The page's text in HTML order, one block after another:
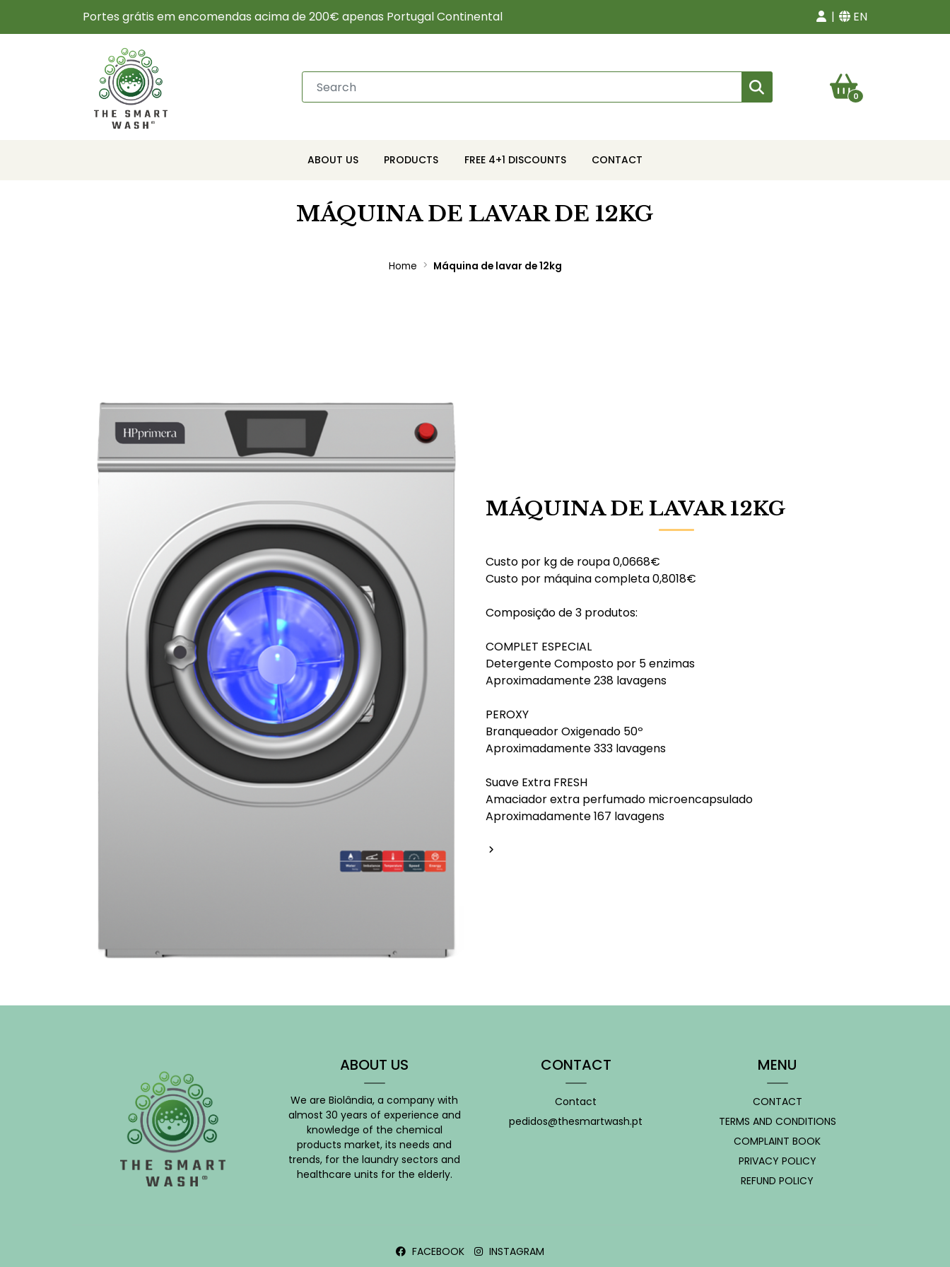
Portes grátis em encomendas acima de 200€ apenas Portugal Continental EN
0
ABOUT US PRODUCTS FREE 4+1 DISCOUNTS CONTACT
MÁQUINA DE LAVAR DE 12KG
Home Máquina de lavar de 12kg
MÁQUINA DE LAVAR 12KG
Custo por kg de roupa 0,0668€
Custo por máquina completa 0,8018€
Composição de 3 produtos:
COMPLET ESPECIAL
Detergente Composto por 5 enzimas
Aproximadamente 238 lavagens
PEROXY
Branqueador Oxigenado 50º
Aproximadamente 333 lavagens
Suave Extra FRESH
Amaciador extra perfumado microencapsulado
Aproximadamente 167 lavagens
ABOUT US
We are Biolândia, a company with
almost 30 years of experience and
knowledge of the chemical
products market, its needs and
trends, for the laundry sectors and
healthcare units for the elderly.
CONTACT
Contact
pedidos@thesmartwash.pt
MENU
CONTACT
TERMS AND CONDITIONS
COMPLAINT BOOK
PRIVACY POLICY
REFUND POLICY
FACEBOOK INSTAGRAM